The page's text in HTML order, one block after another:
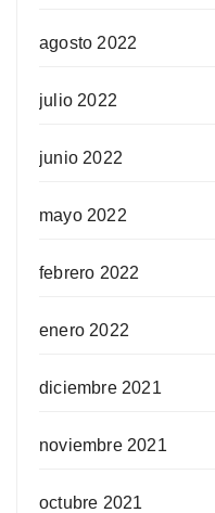
agosto 2022
julio 2022
junio 2022
mayo 2022
febrero 2022
enero 2022
diciembre 2021
noviembre 2021
octubre 2021